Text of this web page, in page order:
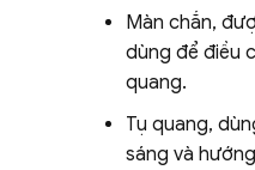
Màn chắn,
dùng để điều
quang.
Tụ quang,
sáng và